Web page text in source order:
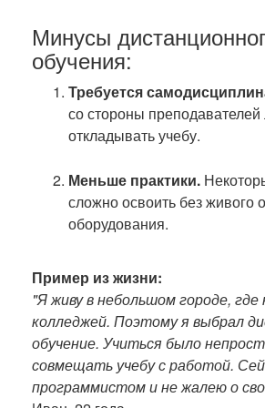
Минусы
обучения:
Требуется
со стороны преподавателей
откладывать учебу.
Меньше практики.
сложно освоить без живого
оборудования.
Пример из жизни:
"Я живу в небольшом городе, где
колледжей. Поэтому я выбрал
обучение. Учиться было
совмещать учебу с работой.
программистом и не жалею о